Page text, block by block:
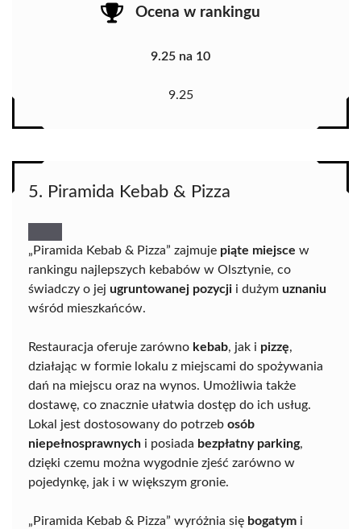
Ocena w rankingu
9.25 na 10
9.25
5. Piramida Kebab & Pizza
„Piramida Kebab & Pizza” zajmuje piąte miejsce w
rankingu najlepszych kebabów w Olsztynie, co
świadczy o jej ugruntowanej pozycji i dużym uznaniu
wśród mieszkańców.
Restauracja oferuje zarówno kebab, jak i pizzę,
działając w formie lokalu z miejscami do spożywania
dań na miejscu oraz na wynos. Umożliwia także
dostawę, co znacznie ułatwia dostęp do ich usług.
Lokal jest dostosowany do potrzeb osób
niepełnosprawnych i posiada bezpłatny parking,
dzięki czemu można wygodnie zjeść zarówno w
pojedynkę, jak i w większym gronie.
„Piramida Kebab & Pizza” wyróżnia się bogatym i